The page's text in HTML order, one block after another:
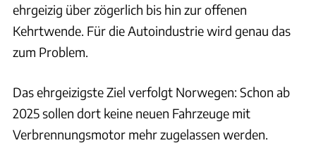
ehrgeizig über zögerlich bis hin zur offenen
Kehrtwende. Für die Autoindustrie wird genau das
zum Problem.
Das ehrgeizigste Ziel verfolgt Norwegen: Schon ab
2025 sollen dort keine neuen Fahrzeuge mit
Verbrennungsmotor mehr zugelassen werden.